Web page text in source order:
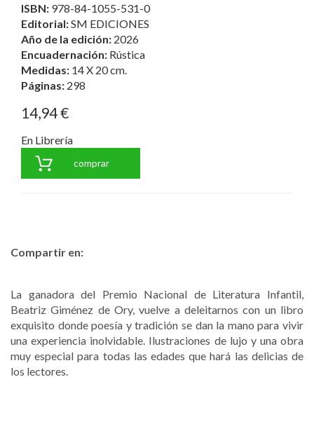
ISBN: 978-84-1055-531-0
Editorial:SM EDICIONES
Año de la edición: 2026
Encuadernación: Rústica
Medidas: 14 X 20 cm.
Páginas: 298
14,94 €
En Librería
comprar
Compartir en:
La ganadora del Premio Nacional de Literatura Infantil,
Beatriz Giménez de Ory, vuelve a deleitarnos con un libro
exquisito donde poesía y tradición se dan la mano para vivir
una experiencia inolvidable. Ilustraciones de lujo y una obra
muy especial para todas las edades que hará las delicias de
los lectores.